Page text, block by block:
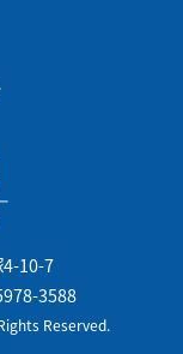
4-10-7
3588
Reserved.